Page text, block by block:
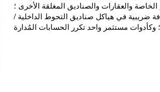
والعقارات والصناديق المغلقة الأخرى ؛
ضريبية في هياكل صناديق التحوط الداخلية /